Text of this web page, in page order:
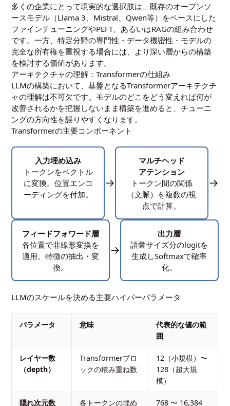
多くの企業にとって現実的な選択肢は、既存のオープンソ
ースモデル（Llama 3、Mistral、Qwen等）をベースにした
ファインチューニングやPEFT、あるいはRAGの組み合わせ
です。一方、特定分野の専門性・データ機密性・モデルの
完全な所有権を重視する場合には、より深い層からの構築
を検討する価値があります。
アーキテクチャの理解：Transformerの仕組み
LLMの構築において、基盤となるTransformerアーキテクチ
ャの理解は不可欠です。モデルのどこをどう変えれば何が
改善されるかを把握しないまま構築を進めると、チューニ
ングの方向性を誤りやすくなります。
Transformerの主要コンポーネント
入力埋め込み
トークンをベクトル
に変換。位置エンコ
ーディングを付加。
→
マルチヘッド
アテンション
トークン間の関係
（文脈）を複数の視
点で計算。
→
フィードフォワード層
各位置で非線形変換を
適用。特徴の抽出・変
換。
→
出力層
語彙サイズ分のlogitを
生成しSoftmaxで確率
化。
LLMのスケールを決める主要ハイパーパラメータ
パラメータ 意味
代表的な値の範
囲
レイヤー数
（depth）
Transformerブロ
ックの積み重ね数
12（小規模）〜
128（超大規
模）
隠れ次元数 各トークンの埋め 768 〜 16,384